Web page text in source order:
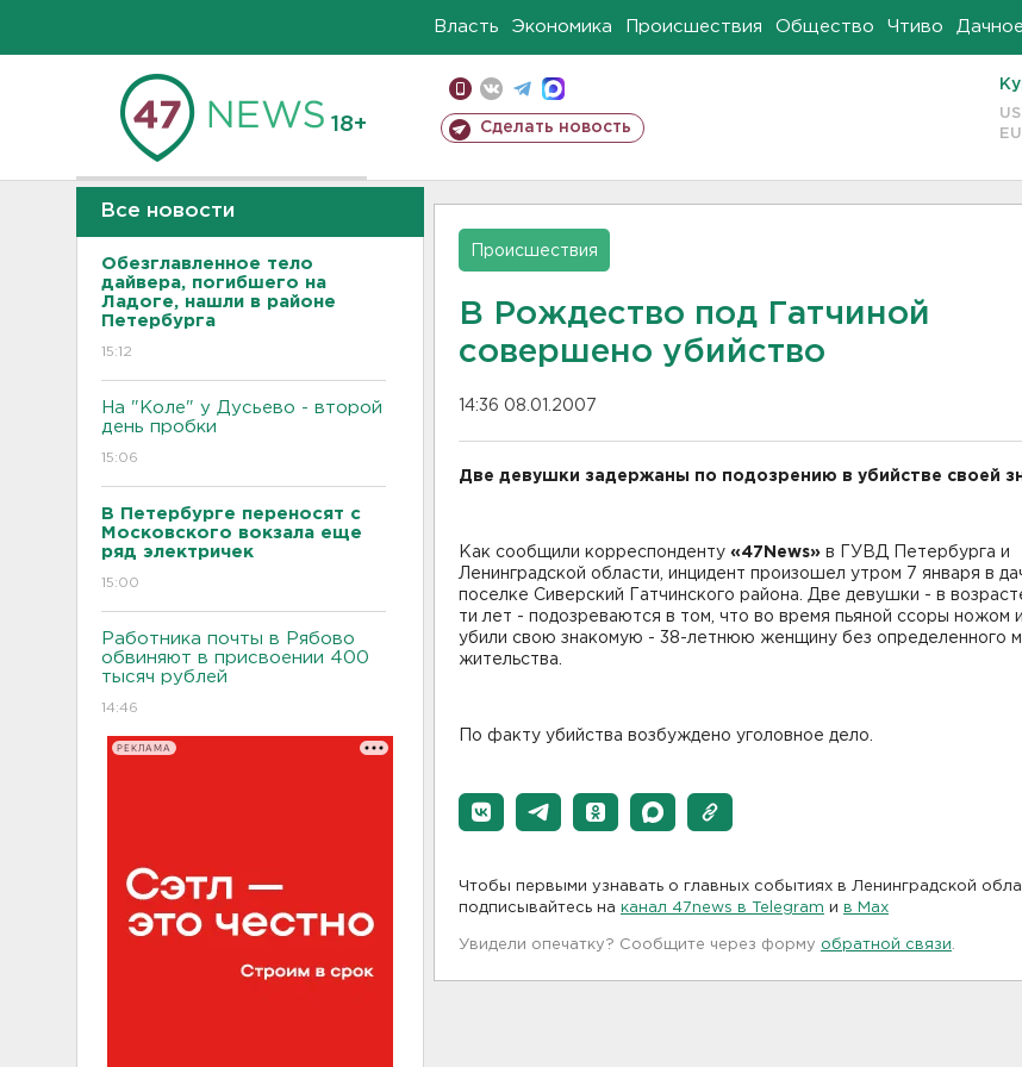
Власть Экономика Происшествия Общество Чтиво
18+ Сделать новость
Все новости
Обезглавленное тело
дайвера, погибшего на
Ладоге, нашли в районе
Петербурга
15:12
На "Коле" у Дусьево - второй
день пробки
15:06
В Петербурге переносят с
Московского вокзала еще
ряд электричек
15:00
Работника почты в Рябово
обвиняют в присвоении 400
тысяч рублей
14:46
РЕКЛАМА
Происшествия
В Рождество под Гатчиной
совершено убийство
14:36 08.01.2007
Две девушки задержаны по подозрению в убийстве своей
Как сообщили корреспонденту «47News» в ГУВД Петербурга и
Ленинградской области, инцидент произошел утром 7 января в
поселке Сиверский Гатчинского района. Две девушки - в
ти лет - подозреваются в том, что во время пьяной ссоры ножом
убили свою знакомую - 38-летнюю женщину без определенного
жительства.
По факту убийства возбуждено уголовное дело.
Чтобы первыми узнавать о главных событиях в Ленинградской
подписывайтесь на канал 47news в Telegram и в Maх
Увидели опечатку? Сообщите через форму обратной связи